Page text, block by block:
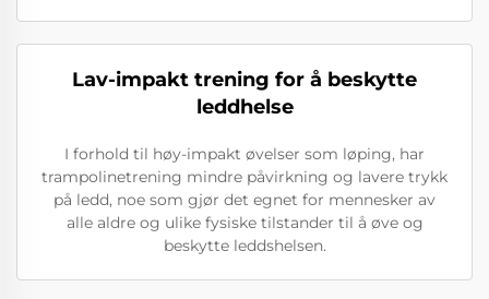
Lav-impakt trening for å beskytte
leddhelse
I forhold til høy-impakt øvelser som løping, har
trampolinetrening mindre påvirkning og lavere trykk
på ledd, noe som gjør det egnet for mennesker av
alle aldre og ulike fysiske tilstander til å øve og
beskytte leddshelsen.